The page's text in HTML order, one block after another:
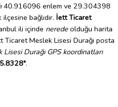
40.916096 enlem ve 29.304398
bağlıdır. İett Ticaret
ili içinde nerede olduğu harita
Meslek Lisesi Durağı posta
Durağı GPS koordinatları
.